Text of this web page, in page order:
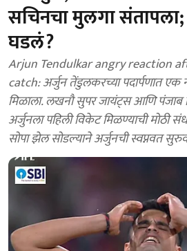
सचिनचा मुलगा
घडलं?
Arjun Tendulkar angry reaction
catch: अर्जुन तेंडुलकरच्या पदार्पणात एक
मिळाला. लखनौ सुपर जायंट्स आणि पंजाब
अर्जुनला पहिली विकेट मिळण्याची मोठी
सोपा झेल सोडल्याने अर्जुनची स्वप्नवत